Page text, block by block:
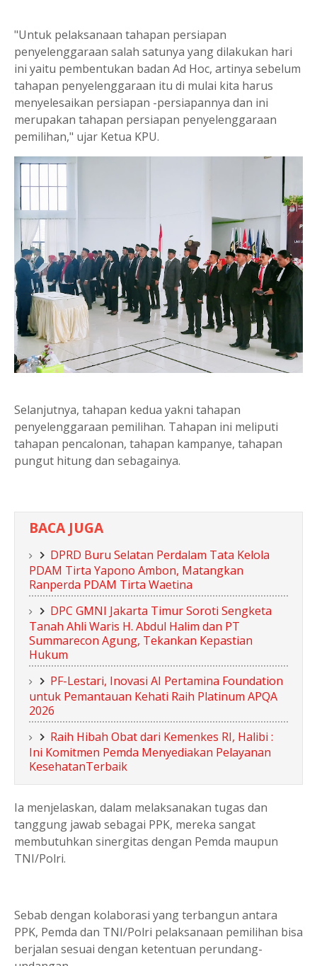
"Untuk pelaksanaan tahapan persiapan
penyelenggaraan salah satunya yang dilakukan hari
ini yaitu pembentukan badan Ad Hoc, artinya sebelum
tahapan penyelenggaraan itu di mulai kita harus
menyelesaikan persiapan -persiapannya dan ini
merupakan tahapan persiapan penyelenggaraan
pemilihan," ujar Ketua KPU.
Selanjutnya, tahapan kedua yakni tahapan
penyelenggaraan pemilihan. Tahapan ini meliputi
tahapan pencalonan, tahapan kampanye, tahapan
pungut hitung dan sebagainya.
BACA JUGA
DPRD Buru Selatan Perdalam Tata Kelola
PDAM Tirta Yapono Ambon, Matangkan
Ranperda PDAM Tirta Waetina
DPC GMNI Jakarta Timur Soroti Sengketa
Tanah Ahli Waris H. Abdul Halim dan PT
Summarecon Agung, Tekankan Kepastian
Hukum
PF-Lestari, Inovasi AI Pertamina Foundation
untuk Pemantauan Kehati Raih Platinum APQA
2026
Raih Hibah Obat dari Kemenkes RI, Halibi :
Ini Komitmen Pemda Menyediakan Pelayanan
KesehatanTerbaik
Ia menjelaskan, dalam melaksanakan tugas dan
tanggung jawab sebagai PPK, mereka sangat
membutuhkan sinergitas dengan Pemda maupun
TNI/Polri.
Sebab dengan kolaborasi yang terbangun antara
PPK, Pemda dan TNI/Polri pelaksanaan pemilihan bisa
berjalan sesuai dengan ketentuan perundang-